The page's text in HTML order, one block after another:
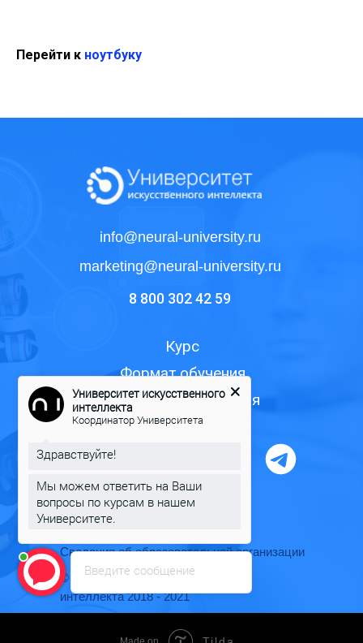
Перейти к ноутбуку
info@neural-university.ru
marketing@neural-university.ru
8 800 302 42 59
© Университет искусственного
интеллекта 2018 - 2021
Формат обучения
Программы обучения
Курс
Пользовательское соглашение
Оплата и рассрочка
Сведения об образовательной организации
Введите сообщение
Университет искусственного
интеллекта
Координатор Университета
Здравствуйте!
Мы можем ответить на Ваши
вопросы по курсам в нашем
Университете.